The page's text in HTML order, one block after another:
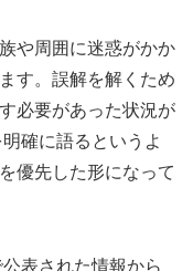
や周囲に迷惑がかか
す。誤解を解くため
必要があった状況が
確に語るというよ
優先した形になって
表された情報から